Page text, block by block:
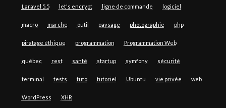
Laravel 5.5 let's encrypt ligne de commande logiciel
macro marche outil paysage photographie php
piratage éthique programmation Programmation Web
québec rest santé startup symfony sécurité
terminal tests tuto tutoriel Ubuntu vie privée web
WordPress XHR